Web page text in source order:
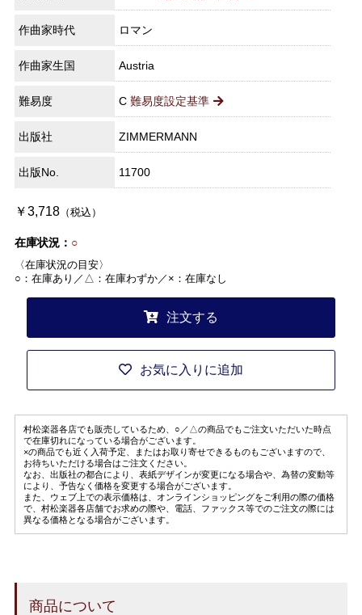
作曲家時代 ロマン
作曲家生国 Austria
難易度 C 難易度設定基準
出版社 ZIMMERMANN
出版No. 11700
￥3,718（税込）
在庫状況： ○
〈在庫状況の目安〉
○：在庫あり／△：在庫わずか／×：在庫なし
注文する
お気に入りに追加
村松楽器各店でも販売しているため、○／△の商品でもご注文いただいた時点
で在庫切れになっている場合がございます。
×の商品でも近く入荷予定、またはお取り寄せできるものもございますので、
お待ちいただける場合はご注文ください。
なお、出版社の都合により、表紙デザインが変更になる場合や、為替の変動等
により、予告なく価格を変更する場合がございます。
また、ウェブ上での表示価格は、オンラインショッピングをご利用の際の価格
で、村松楽器各店舗でお求めの際や、電話、ファックス等でのご注文の際には
異なる価格となる場合がございます。
商品について